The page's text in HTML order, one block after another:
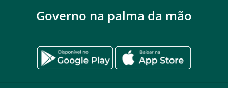
Governo na palma da mão